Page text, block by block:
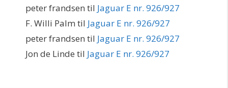
peter frandsen til Jaguar E nr. 926/927
F. Willi Palm til Jaguar E nr. 926/927
peter frandsen til Jaguar E nr. 926/927
Jon de Linde til Jaguar E nr. 926/927